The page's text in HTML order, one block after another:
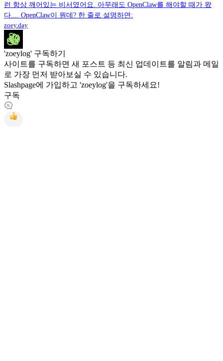
런 항상 깨어있는 비서였어요. 아무래도 OpenClaw를 해야할 때가 왔
다.... OpenClaw이 뭔데? 한 줄로 설명하면:
zoey.day
'zoeylog' 구독하기
사이트를 구독하면 새 포스트 등 최신 업데이트를 알림과 메일
로 가장 먼저 받아보실 수 있습니다.
Slashpage에 가입하고 'zoeylog'을 구독하세요!
구독